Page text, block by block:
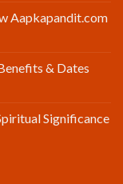
Aapkapandit.com
& Dates
Significance